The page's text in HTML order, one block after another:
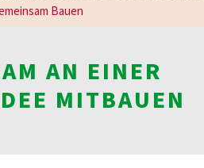
Bauen
AN EINER
MITBAUEN